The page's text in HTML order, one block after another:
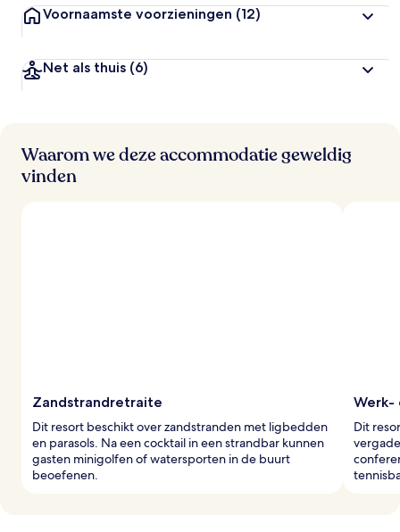
Voornaamste voorzieningen (12)
Net als thuis (6)
Waarom we deze accommodatie geweldig
vinden
Zandstrandretraite
Dit resort beschikt over zandstranden met ligbedden
en parasols. Na een cocktail in een strandbar kunnen
gasten minigolfen of watersporten in de buurt
beoefenen.
Werk-
Dit